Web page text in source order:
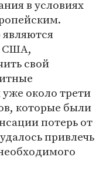
в условиях
США,
свой
около трети
которые были
потерь от
привлечь